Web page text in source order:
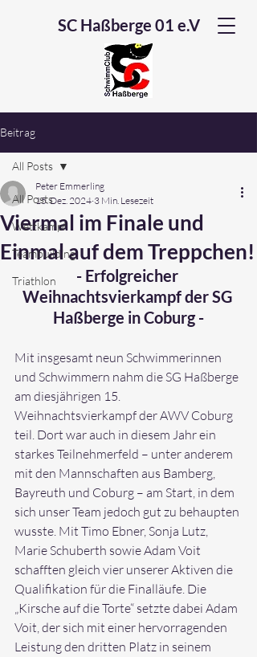
SC Haßberge 01 e.V
Beitrag
All Posts
Wettkampf
Teambuilding
Triathlon
All Posts
Viermal im Finale und
Einmal auf dem Treppchen!
Peter Emmerling
15. Dez. 2024 3 Min. Lesezeit
- Erfolgreicher
Weihnachtsvierkampf der SG
Haßberge in Coburg -
Mit insgesamt neun Schwimmerinnen
und Schwimmern nahm die SG Haßberge
am diesjährigen 15.
Weihnachtsvierkampf der AWV Coburg
teil. Dort war auch in diesem Jahr ein
starkes Teilnehmerfeld – unter anderem
mit den Mannschaften aus Bamberg,
Bayreuth und Coburg – am Start, in dem
sich unser Team jedoch gut zu behaupten
wusste. Mit Timo Ebner, Sonja Lutz,
Marie Schuberth sowie Adam Voit
schafften gleich vier unserer Aktiven die
Qualifikation für die Finalläufe. Die
„Kirsche auf die Torte“ setzte dabei Adam
Voit, der sich mit einer hervorragenden
Leistung den dritten Platz in seinem